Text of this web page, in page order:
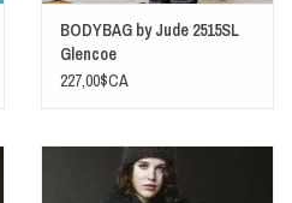
BODYBAG by Jude 2515SL
Glencoe
227,00$CA